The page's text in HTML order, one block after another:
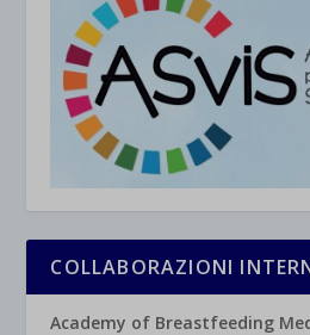
COLLABORAZIONI
Academy of Breastfeeding